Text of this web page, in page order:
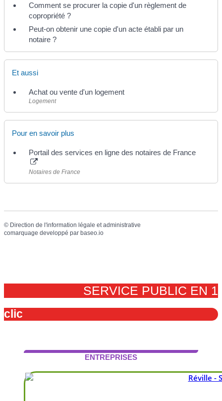
Comment se procurer la copie d'un règlement de
copropriété ?
Peut-on obtenir une copie d'un acte établi par un
notaire ?
Et aussi
Achat ou vente d'un logement
Logement
Pour en savoir plus
Portail des services en ligne des notaires de France
Notaires de France
© Direction de l'information légale et administrative
comarquage developpé par baseo.io
SERVICE PUBLIC EN 1
clic
ENTREPRISES